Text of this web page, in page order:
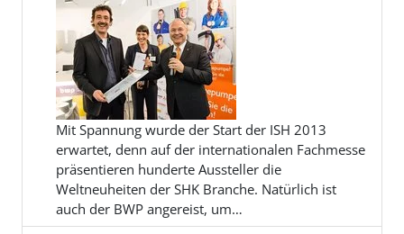
Mit Spannung wurde der Start der ISH 2013
erwartet, denn auf der internationalen Fachmesse
präsentieren hunderte Aussteller die
Weltneuheiten der SHK Branche. Natürlich ist
auch der BWP angereist, um…